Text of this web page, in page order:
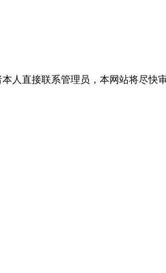
人直接联系管理员，本网站将尽快